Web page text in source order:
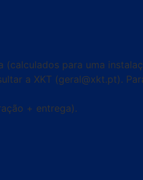
para uma
a XKT (geral@xkt.pt).
+ entrega).